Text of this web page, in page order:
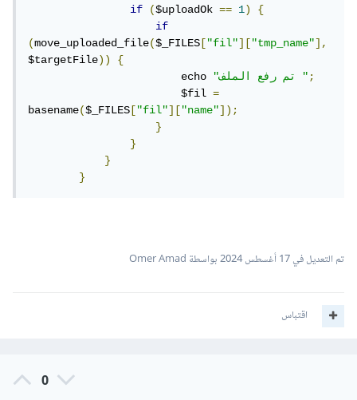
if
($uploadOk == 1)
{
if
(move_uploaded_file($_FILES["fil"]["tmp_name"],
$targetFile))
{
                        echo
"تم رفع الملف ";
                        $fil
=
basename($_FILES["fil"]["name"]);
}
}
}
}
تم التعديل في17 أغسطس 2024 بواسطة Omer Amad
اقتباس
0